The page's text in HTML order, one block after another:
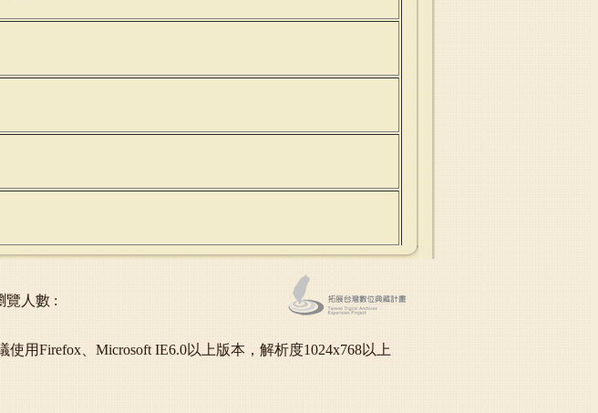
人數 :
用Firefox、Microsoft IE6.0以上版本，解析度1024x768以上